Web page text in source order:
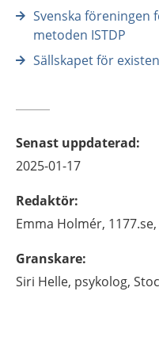
Svenska föreningen
metoden ISTDP
Sällskapet för
Senast uppdaterad:
2025-01-17
Redaktör:
Emma Holmér,
Granskare:
Siri Helle, psykolog,